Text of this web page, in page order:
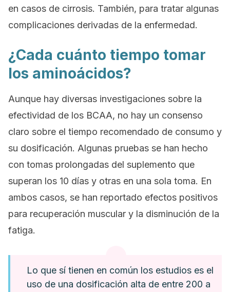
en casos de cirrosis. También, para tratar algunas
complicaciones derivadas de la enfermedad.
¿Cada cuánto tiempo tomar
los aminoácidos?
Aunque hay diversas investigaciones sobre la
efectividad de los BCAA, no hay un consenso
claro sobre el tiempo recomendado de consumo y
su dosificación. Algunas pruebas se han hecho
con tomas prolongadas del suplemento que
superan los 10 días y otras en una sola toma. En
ambos casos, se han reportado efectos positivos
para recuperación muscular y la disminución de la
fatiga.
Lo que sí tienen en común los estudios es el
uso de una dosificación alta de entre 200 a